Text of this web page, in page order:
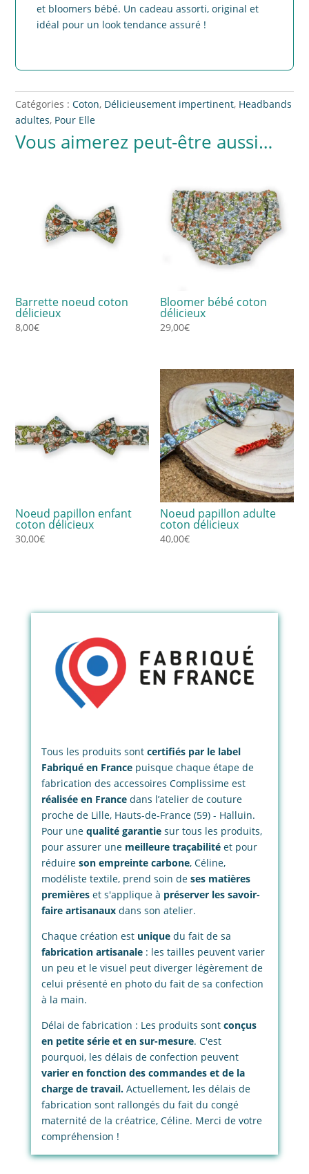
et bloomers bébé. Un cadeau assorti, original et
idéal pour un look tendance assuré !
Catégories :Coton, Délicieusement impertinent, Headbands
adultes, Pour Elle
Vous aimerez peut-être aussi…
Barrette noeud coton
délicieux
8,00€
Bloomer bébé coton
délicieux
29,00€
Noeud papillon enfant
coton délicieux
30,00€
Noeud papillon adulte
coton délicieux
40,00€
Tous les produits sont certifiés par le label
Fabriqué en Francepuisque chaque étape de
fabrication des accessoires Complissime est
réalisée en France dans l’atelier de couture
proche de Lille, Hauts-de-France (59) - Halluin.
Pour unequalité garantiesur tous les produits,
pour assurer une meilleure traçabilitéet pour
réduire son empreinte carbone, Céline,
modéliste textile, prend soin de ses matières
premières et s'applique à préserver les savoir-
faire artisanauxdans son atelier.
Chaque création est uniquedu fait de sa
fabrication artisanale: les tailles peuvent varier
un peu et le visuel peut diverger légèrement de
celui présenté en photo du fait de sa confection
à la main.
Délai de fabrication : Les produits sont conçus
en petite série et en sur-mesure. C'est
pourquoi, les délais de confection peuvent
varier en fonction des commandes et de la
charge de travail.Actuellement, les délais de
fabrication sont rallongés du fait du congé
maternité de la créatrice, Céline. Merci de votre
compréhension !